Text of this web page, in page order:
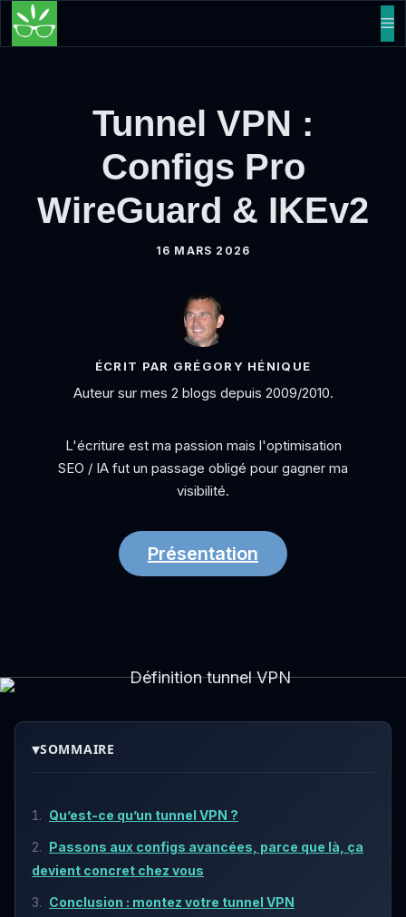
Aller
Tunnel VPN :
Configs Pro
WireGuard & IKEv2
16 MARS 2026
ÉCRIT PAR GRÉGORY HÉNIQUE
Auteur sur mes 2 blogs depuis 2009/2010.
L'écriture est ma passion mais l'optimisation
SEO / IA fut un passage obligé pour gagner ma
visibilité.
Présentation
▾SOMMAIRE
Qu’est-ce qu’un tunnel VPN ?
Passons aux configs avancées, parce que là, ça
devient concret chez vous
Conclusion : montez votre tunnel VPN